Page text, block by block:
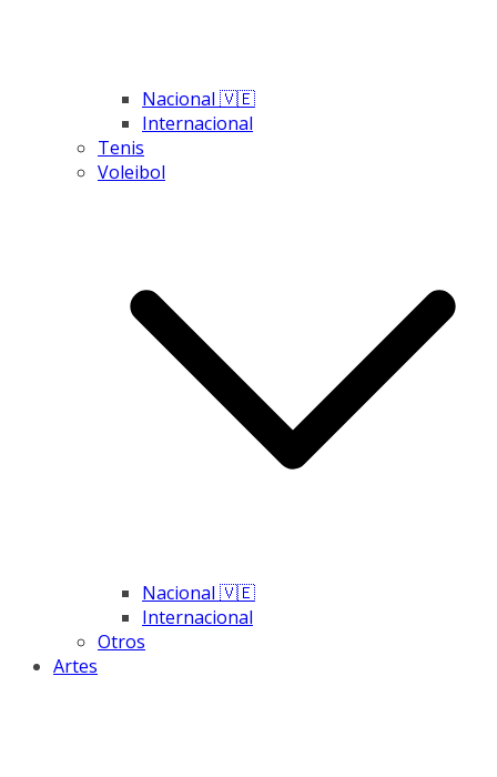
Nacional 🇻🇪
Internacional
Tenis
Voleibol
Nacional 🇻🇪
Internacional
Otros
Artes